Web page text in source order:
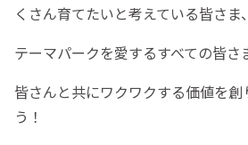
くさん育てたいと考えている皆さま、
テーマパークを愛するすべての皆さ
皆さんと共にワクワクする価値を創
う！